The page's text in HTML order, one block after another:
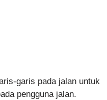
garis pada jalan untuk
pengguna jalan.